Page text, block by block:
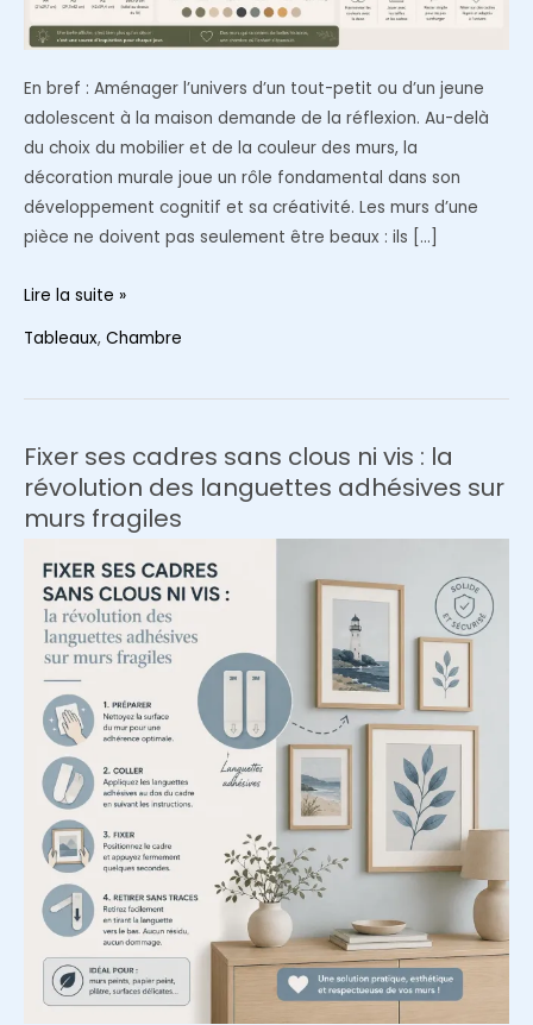
En bref : Aménager l’univers d’un tout-petit ou d’un jeune
adolescent à la maison demande de la réflexion. Au-delà
du choix du mobilier et de la couleur des murs, la
décoration murale joue un rôle fondamental dans son
développement cognitif et sa créativité. Les murs d’une
pièce ne doivent pas seulement être beaux : ils […]
Comment
affiches
pour
la
chambre
de
votre
enfant
Lire la suite »
Tableaux, Chambre
Fixer ses cadres sans clous ni vis : la
révolution des languettes adhésives sur
murs fragiles